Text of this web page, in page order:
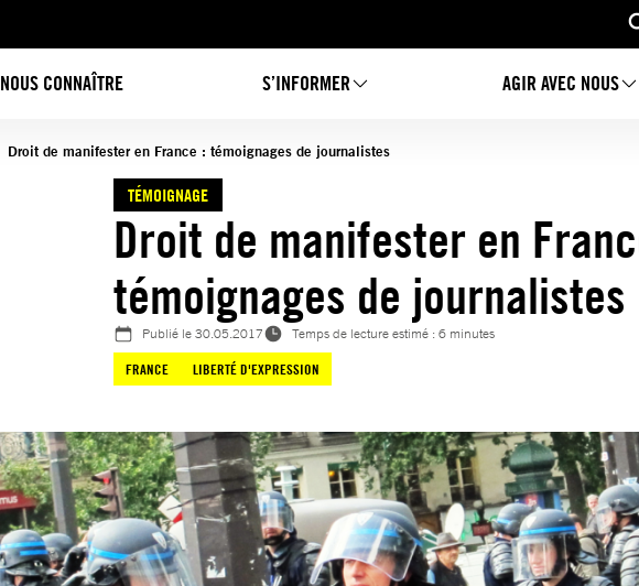
NOUS CONNAÎTRE S’INFORMER AGIR AVEC NOUS
Droit de manifester en France : témoignages de journalistes
TÉMOIGNAGE
Droit de manifester en
témoignages de journalistes
Publié le30.05.2017
Temps de lecture estimé : 6 minutes
FRANCE
LIBERTÉ D'EXPRESSION